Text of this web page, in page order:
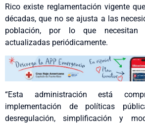
Rico existe reglamentación vigente
décadas, que no se ajusta a las
población, por lo que necesitan
actualizadas periódicamente.
“Esta administración está
implementación de políticas
desregulación, simplificación y